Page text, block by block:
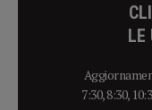
LE
7:30, 8:30,